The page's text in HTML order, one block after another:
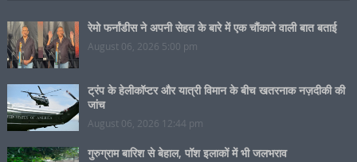
रेमो फर्नांडीस ने अपनी सेहत के बारे में एक चौंकाने वाली बात बताई
August 06, 2026 5:00 pm
ट्रंप के हेलीकॉप्टर और यात्री विमान के बीच खतरनाक नज़दीकी की
जांच
August 06, 2026 12:44 pm
गुरुग्राम बारिश से बेहाल, पॉश इलाकों में भी जलभराव